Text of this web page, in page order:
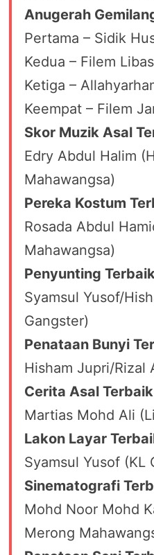
Anugerah
Pertama – Sidik
Kedua – Filem Libas
Ketiga –
Keempat – Filem
Skor Muzik Asal
Edry Abdul Halim
Mahawangsa)
Pereka Kostum
Rosada Abdul
Mahawangsa)
Penyunting Terbaik
Syamsul Yusof/
Gangster)
Penataan Bunyi
Hisham Jupri/Rizal
Cerita Asal Terbaik
Martias Mohd Ali
Lakon Layar
Syamsul Yusof (KL
Sinematografi
Mohd Noor Mohd
Merong